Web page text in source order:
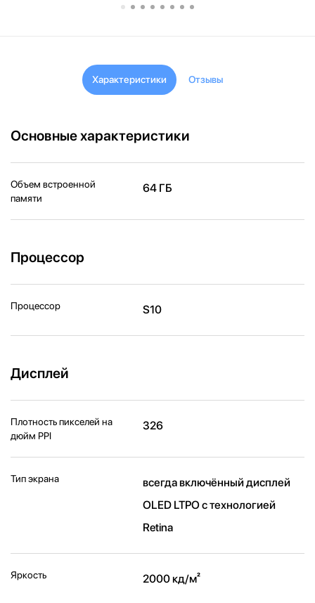
Характеристики Отзывы
Основные характеристики
Объем встроенной
памяти
64 ГБ
Процессор
Процессор S10
Дисплей
Плотность пикселей на
дюйм PPI
326
Тип экрана
всегда включённый дисплей
OLED LTPO с технологией
Retina
Яркость 2000 кд/ м²